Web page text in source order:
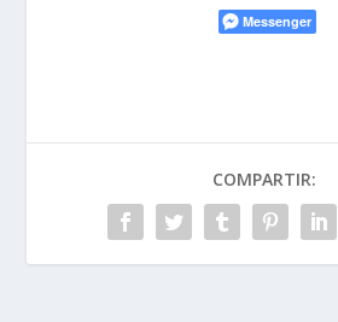
Messenger
COMPARTIR: